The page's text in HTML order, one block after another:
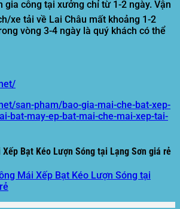
gia công tại xưởng chỉ từ 1-2 ngày. Vận
xe tải về Lai Châu mất khoảng 1-2
vòng 3-4 ngày là quý khách có thể
san-pham/bao-gia-mai-che-bat-xep-
bat-may-ep-bat-mai-che-mai-xep-tai-
Xếp Bạt Kéo Lượn Sóng tại Lạng Sơn giá rẻ
Mái Xếp Bạt Kéo Lượn Sóng tại